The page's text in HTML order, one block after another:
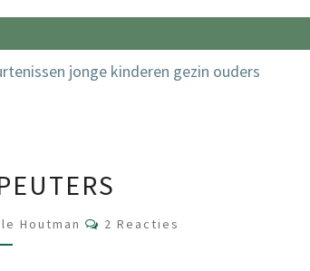
Houtman Reacties
2 Reacties